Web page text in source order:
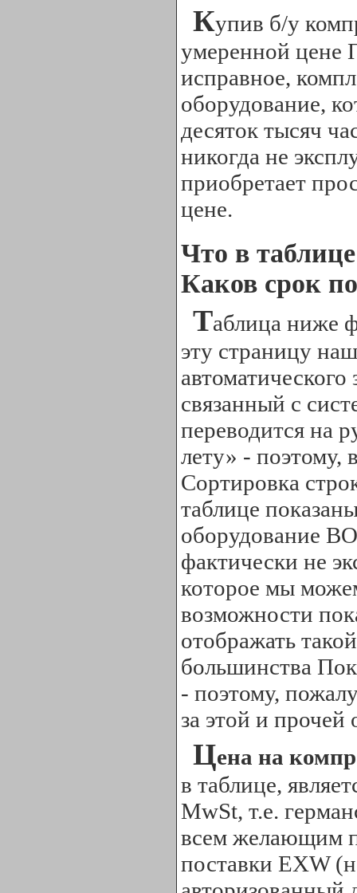
Купив б/у
умеренной цене
исправное,
оборудование,
десяток тысяч
никогда не
приобретает
цене.
Что в
Каков срок
Таблица ниже
эту страницу
связанный с
переводится на
лету» - поэтому,
Сортировка
таблице
оборудование
фактически не
которое мы
возможности
отображать
большинства
- поэтому,
за этой и
Цена на
в таблице,
MwSt, т.е.
всем желающим
поставки EXW